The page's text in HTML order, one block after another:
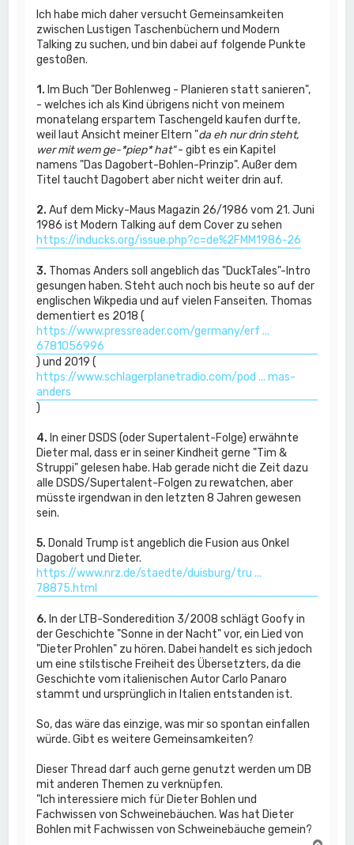
Ich habe mich daher versucht Gemeinsamkeiten
zwischen Lustigen Taschenbüchern und Modern
Talking zu suchen, und bin dabei auf folgende Punkte
gestoßen.
1. Im Buch "Der Bohlenweg - Planieren statt sanieren",
- welches ich als Kind übrigens nicht von meinem
monatelang erspartem Taschengeld kaufen durfte,
weil laut Ansicht meiner Eltern "da eh nur drin steht,
wer mit wem ge-*piep* hat"- gibt es ein Kapitel
namens "Das Dagobert-Bohlen-Prinzip". Außer dem
Titel taucht Dagobert aber nicht weiter drin auf.
2.Auf dem Micky-Maus Magazin 26/1986 vom 21. Juni
1986 ist Modern Talking auf dem Cover zu sehen
https://inducks.org/issue.php?c=de%2FMM1986-26
3. Thomas Anders soll angeblich das "DuckTales"-Intro
gesungen haben. Steht auch noch bis heute so auf der
englischen Wikpedia und auf vielen Fanseiten. Thomas
dementiert es 2018 (
https://www.pressreader.com/germany/erf ...
6781056996
) und 2019 (
https://www.schlagerplanetradio.com/pod ... mas-
anders
)
4. In einer DSDS (oder Supertalent-Folge) erwähnte
Dieter mal, dass er in seiner Kindheit gerne "Tim &
Struppi" gelesen habe. Hab gerade nicht die Zeit dazu
alle DSDS/Supertalent-Folgen zu rewatchen, aber
müsste irgendwan in den letzten 8 Jahren gewesen
sein.
5. Donald Trump ist angeblich die Fusion aus Onkel
Dagobert und Dieter.
https://www.nrz.de/staedte/duisburg/tru ...
78875.html
6. In der LTB-Sonderedition 3/2008 schlägt Goofy in
der Geschichte "Sonne in der Nacht" vor, ein Lied von
"Dieter Prohlen" zu hören. Dabei handelt es sich jedoch
um eine stilstische Freiheit des Übersetzters, da die
Geschichte vom italienischen Autor Carlo Panaro
stammt und ursprünglich in Italien entstanden ist.
So, das wäre das einzige, was mir so spontan einfallen
würde. Gibt es weitere Gemeinsamkeiten?
Dieser Thread darf auch gerne genutzt werden um DB
mit anderen Themen zu verknüpfen.
"Ich interessiere mich für Dieter Bohlen und
Fachwissen von Schweinebäuchen. Was hat Dieter
Bohlen mit Fachwissen von Schweinebäuche gemein?